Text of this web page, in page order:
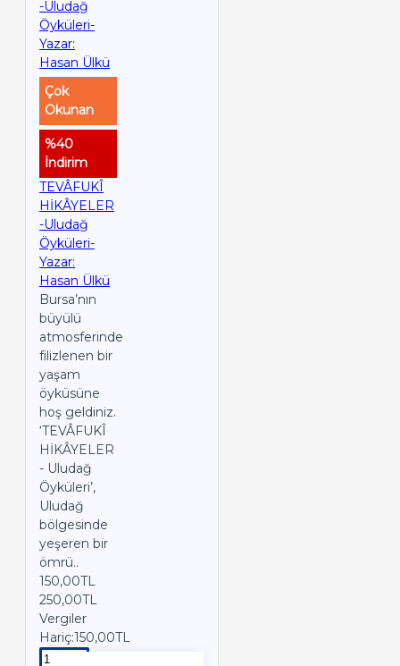
Çok
Okunan
%40
İndirim
TEVÂFUKÎ
HİKÂYELER
-Uludağ
Öyküleri-
Yazar:
Hasan Ülkü
Bursa’nın
büyülü
atmosferinde
filizlenen bir
yaşam
öyküsüne
hoş geldiniz.
‘TEVÂFUKÎ
HİKÂYELER
- Uludağ
Öyküleri’,
Uludağ
bölgesinde
yeşeren bir
ömrü..
150,00TL
250,00TL
Vergiler
Hariç:150,00TL